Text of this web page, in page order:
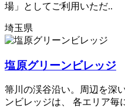
場」としてご利用いただ..
埼玉県
塩原グリーンビレッジ
箒川の渓谷沿い。周辺を深
ンビレッジは、 各エリア毎